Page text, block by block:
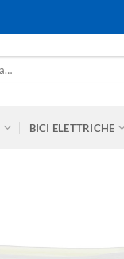
BICI ELETTRICHE